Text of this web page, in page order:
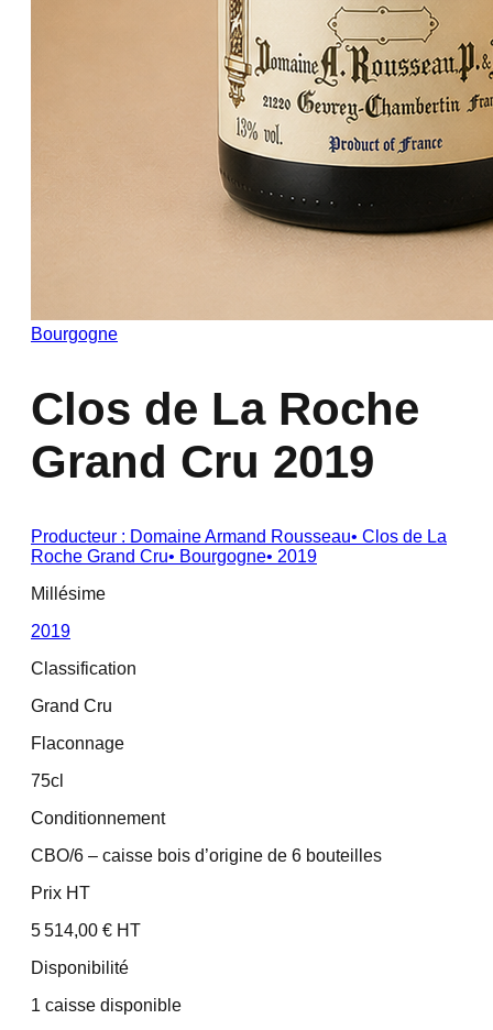
Bourgogne
Clos de La Roche
Grand Cru 2019
Producteur : Domaine Armand Rousseau• Clos de La
Roche Grand Cru• Bourgogne• 2019
Millésime
2019
Classification
Grand Cru
Flaconnage
75cl
Conditionnement
CBO/6 – caisse bois d’origine de 6 bouteilles
Prix HT
5 514,00 € HT
Disponibilité
1 caisse disponible